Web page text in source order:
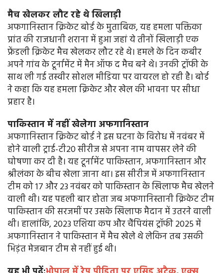
मैच खेलकर लौट रहे थे खिलाड़ी
अफगानिस्तान क्रिकेट बोर्ड के मुताबिक, यह हमला पक्तिका
प्रांत की राजधानी शराना में हुआ जहां ये तीनों खिलाड़ी एक
फ्रेंडली क्रिकेट मैच खेलकर लौट रहे थे। हमले के दिन कबीर
अपने गांव के टूर्नामेंट में मैन ऑफ द मैच बने थे। उनकी ट्रॉफी के
साथ ली गई तस्वीर सोशल मीडिया पर वायरल हो रही है। बोर्ड
ने कहा कि यह हमला क्रिकेट और खेल की भावना पर सीधा
प्रहार है।
पाकिस्तान में नहीं खेलेगा अफगानिस्तान
अफगानिस्तान क्रिकेट बोर्ड ने इस घटना के विरोध में नवंबर में
होने वाली ट्राई-टी20 सीरीज से अपना नाम वापसर लेने की
घोषणा कर दी है। यह टूर्नामेंट पाकिस्तान, अफगानिस्तान और
श्रीलंका के बीच खेला जाना था। इस सीरीज में अफगानिस्तान
टीम को 17 और 23 नवंबर को पाकिस्तान के खिलाफ मैच खेलने
वाली थी। यह पहली बार होता जब अफगानिस्तानी क्रिकेट टीम
पाकिस्तान की सरजमीं पर उसके खिलाफ मैदान में उतरने वाली
थी। हालांकि, 2023 एशिया कप और चैंपियंस ट्रॉफी 2025 में
अफगानिस्तान ने पाकिस्तान में मैच खेले थे लेकिन तब उसकी
भिड़ंत मेजबान टीम से नहीं हुई थी।